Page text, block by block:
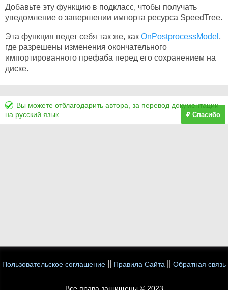
Добавьте эту функцию в подкласс, чтобы получать
уведомление о завершении импорта ресурса SpeedTree.
Эта функция ведет себя так же, как OnPostprocessModel ,
где разрешены изменения окончательного
импортированного префаба перед его сохранением на
диске.
Вы можете отблагодарить автора, за перевод документации
на русский язык.
₽ Спасибо
Пользовательское соглашение Правила Сайта Обратная связь